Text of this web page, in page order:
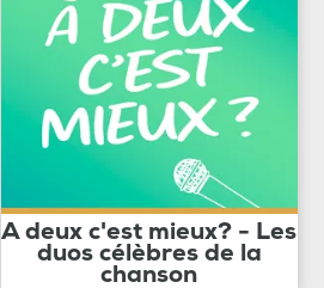
A deux c'est mieux? - Les
duos célèbres de la
chanson